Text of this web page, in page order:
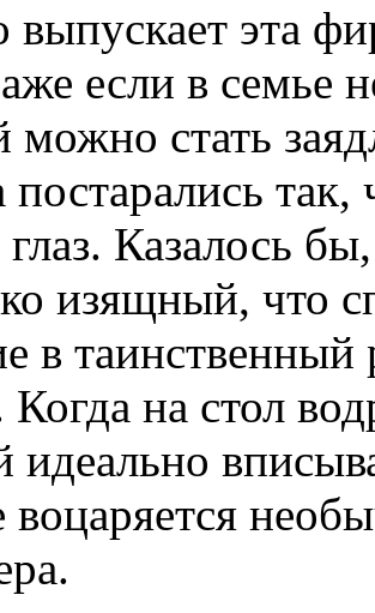
выпускает эта
если в семье
можно стать
постарались так,
глаз. Казалось
изящный, что
в
на стол
идеально
воцаряется